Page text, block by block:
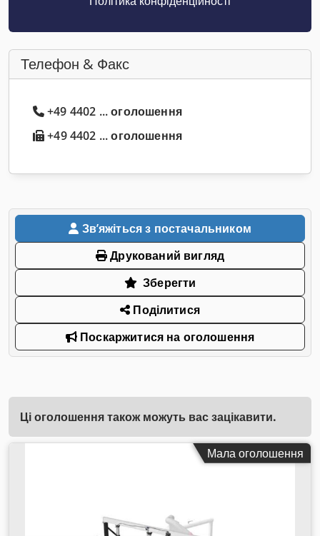
Телефон & Факс
+49 4402 ... оголошення
+49 4402 ... оголошення
Звʼяжіться з постачальником
Друкований вигляд
Зберегти
Поділитися
Поскаржитися на оголошення
Ці оголошення також можуть вас зацікавити.
Мала оголошення